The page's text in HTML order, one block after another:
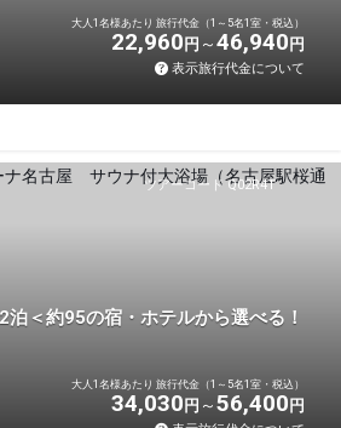
大人1名様あたり 旅行代金（1～5名1室・税込）
22,960 円 46,940 円
表示旅行代金について
ツアーコード Q02R4T
＜約95の宿・ホテルから選べる！
大人1名様あたり 旅行代金（1～5名1室・税込）
34,030 円 56,400 円